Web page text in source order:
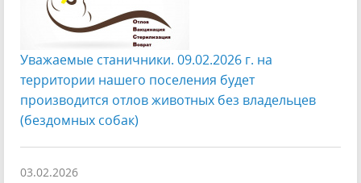
Уважаемые станичники. 09.02.2026 г. на
территории нашего поселения будет
производится отлов животных без владельцев
(бездомных собак)
03.02.2026